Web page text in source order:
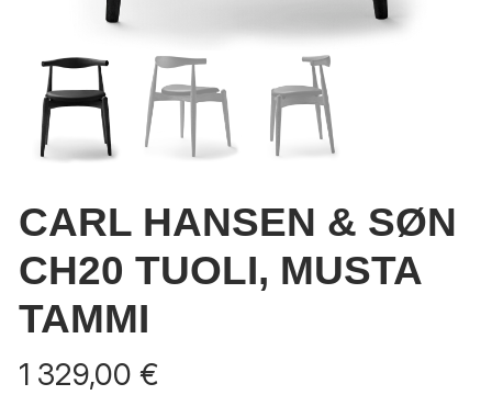
CARL HANSEN & SØN
CH20 TUOLI, MUSTA
TAMMI
1 329,00 €